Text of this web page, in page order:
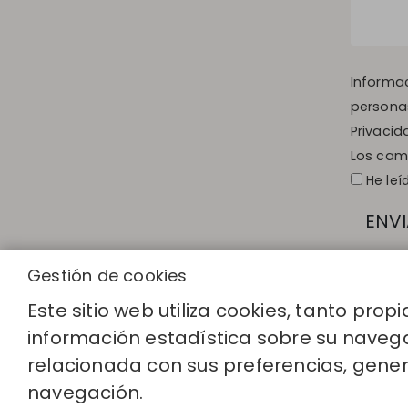
Los
He
Gestión de cookies
Este sitio web utiliza cookies, tanto
información estadística sobre su
relacionada con sus preferencias,
navegación.
Calcula tu